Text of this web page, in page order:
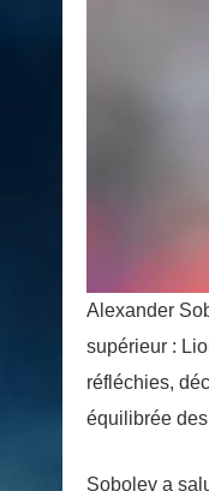
Alexander
supérieur :
réfléchies,
équilibrée
Sobolev a